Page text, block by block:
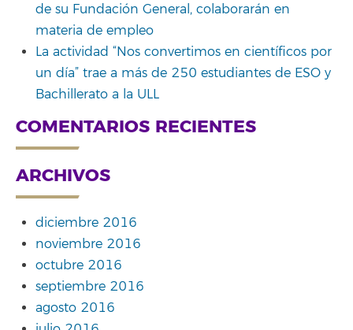
de su Fundación General, colaborarán en
materia de empleo
La actividad “Nos convertimos en científicos por
un día” trae a más de 250 estudiantes de ESO y
Bachillerato a la ULL
COMENTARIOS RECIENTES
ARCHIVOS
diciembre 2016
noviembre 2016
octubre 2016
septiembre 2016
agosto 2016